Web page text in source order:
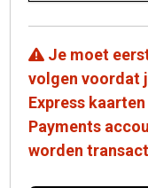
Je moet
volgen voordat
Express
Payments
worden